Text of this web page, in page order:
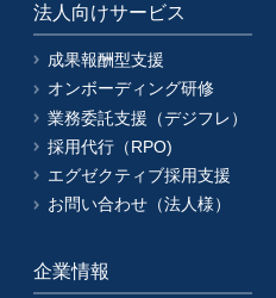
法人向けサービス
成果報酬型支援
オンボーディング研修
業務委託支援（デジフレ）
採用代行（RPO)
エグゼクティブ採用支援
お問い合わせ（法人様）
企業情報